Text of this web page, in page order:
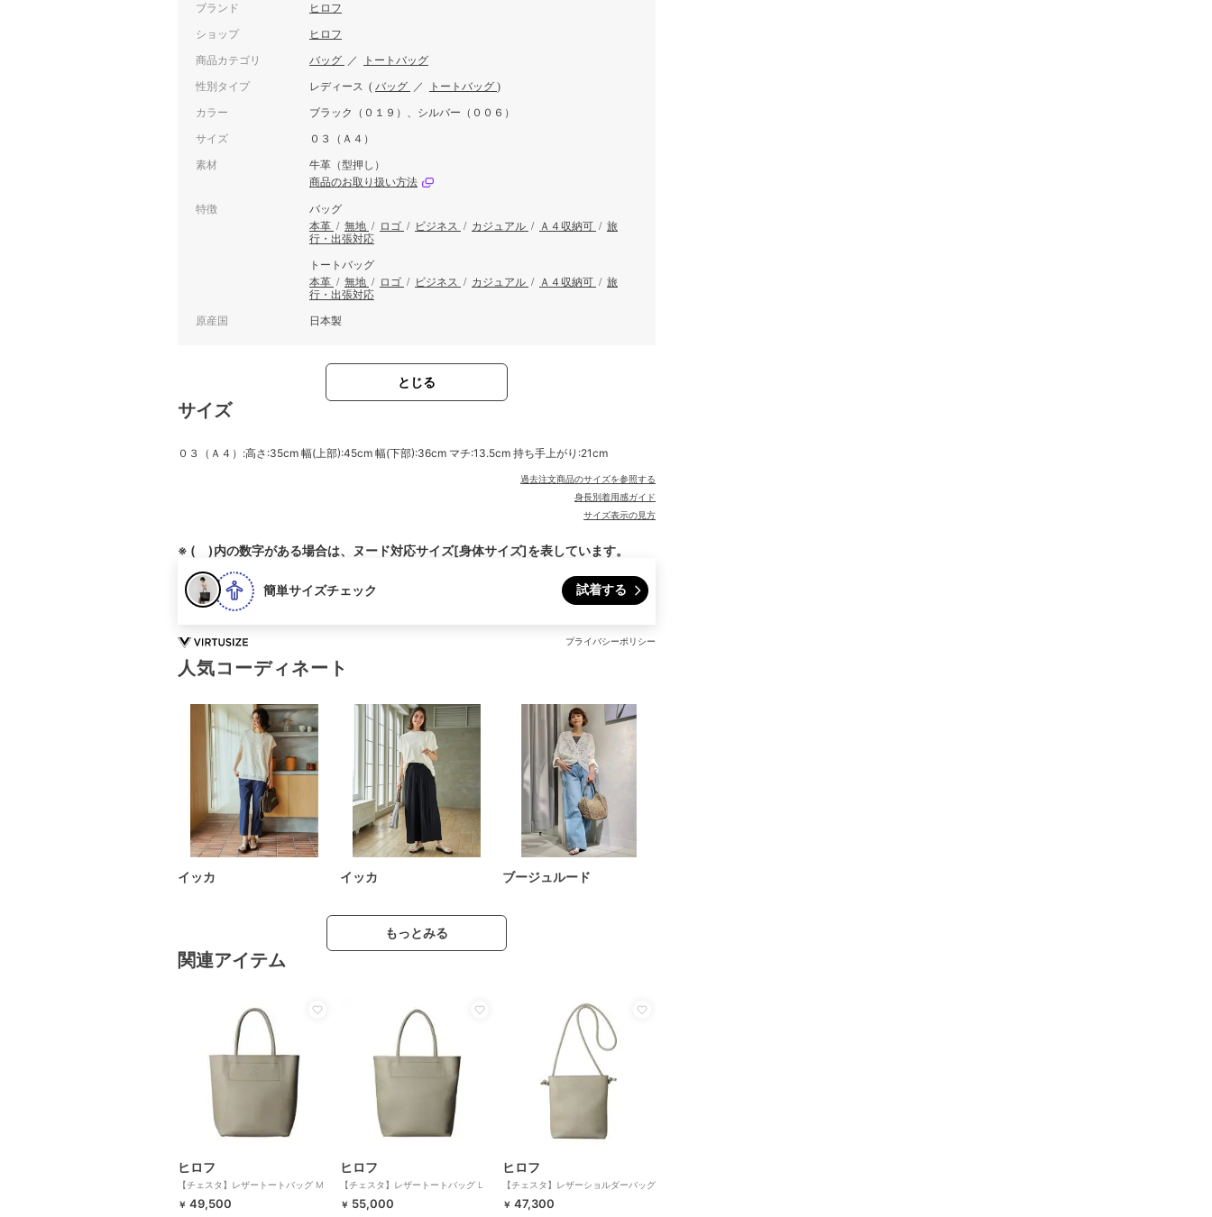
ブランド ヒロフ
ショップ ヒロフ
商品カテゴリ バッグ ／ トートバッグ
性別タイプ レディース ( バッグ ／ トートバッグ )
カラー ブラック（０１９）、シルバー（００６）
サイズ ０３（Ａ４）
素材
牛革（型押し）
商品のお取り扱い方法
特徴
バッグ
本革 / 無地 / ロゴ / ビジネス / カジュアル / Ａ４収納可 / 旅
行・出張対応
トートバッグ
本革 / 無地 / ロゴ / ビジネス / カジュアル / Ａ４収納可 / 旅
行・出張対応
原産国 日本製
とじる
サイズ
０３（Ａ４）:高さ:35cm 幅(上部):45cm 幅(下部):36cm マチ:13.5cm 持ち手上がり:21cm
過去注文商品のサイズを参照する
身長別着用感ガイド
サイズ表示の見方
※ ( )内の数字がある場合は、ヌード対応サイズ[身体サイズ]を表しています。
簡単サイズチェック 試着する
プライバシーポリシー
人気コーディネート
イッカ イッカ ブージュルード
もっとみる
関連アイテム
ヒロフ
【チェスタ】レザートートバッグ M
本革 （商品番号：P25-30008）
￥ 49,500
ヒロフ
【チェスタ】レザートートバッグ L
本革 A4サイズ ビジネスバッグ（商品
番号：P25-30009）
￥ 55,000
ヒロフ
【チェスタ】レザーショルダーバッグ
S 2WAY 本革 （商品番号：P25-
30207）
￥ 47,300